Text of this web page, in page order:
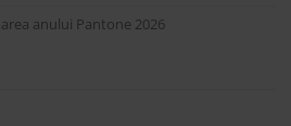
anului Pantone 2026